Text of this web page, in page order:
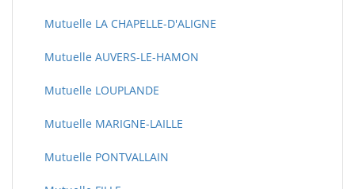
Mutuelle LA CHAPELLE-D'ALIGNE
Mutuelle AUVERS-LE-HAMON
Mutuelle LOUPLANDE
Mutuelle MARIGNE-LAILLE
Mutuelle PONTVALLAIN